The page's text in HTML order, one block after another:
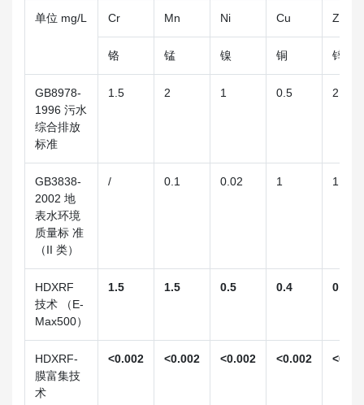
单位 mg/L Cr Mn Ni Cu Zn
铬 锰 镍 铜 锌
GB8978-
1996 污水
综合排放
标准
1.5 2 1 0.5 2
GB3838-
2002 地
表水环境
质量标 准
（II 类）
/ 0.1 0.02 1 1
HDXRF
技术 （E-
Max500）
1.5 1.5 0.5 0.4 0.3
HDXRF-
膜富集技
术
<0.002 <0.002 <0.002 <0.002